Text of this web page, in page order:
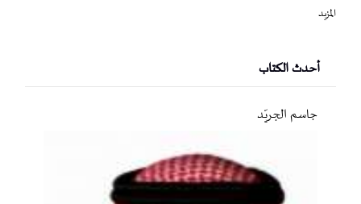
المزيد
أحدث الكتاب
جاسم الجريّد